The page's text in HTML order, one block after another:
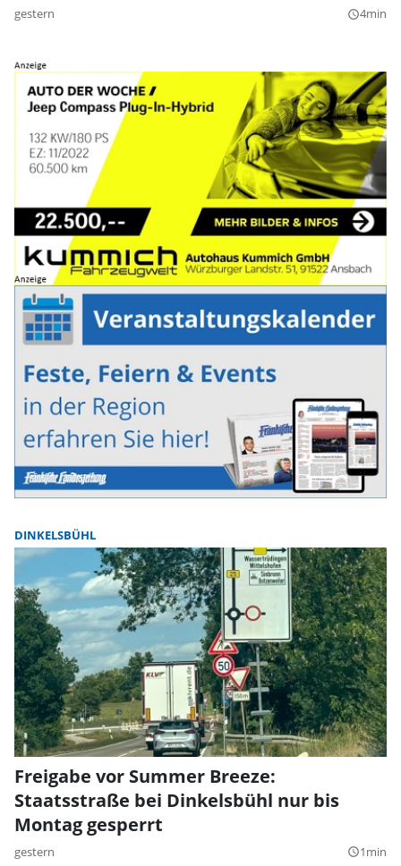
gestern query_builder4min
DINKELSBÜHL
Freigabe vor Summer Breeze:
Staatsstraße bei Dinkelsbühl nur bis
Montag gesperrt
gestern query_builder1min